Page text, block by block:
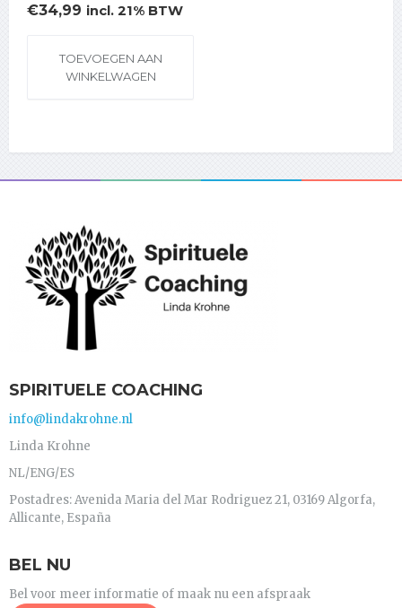
€34,99 incl. 21% BTW
TOEVOEGEN AAN
WINKELWAGEN
SPIRITUELE COACHING
info@lindakrohne.nl
Linda Krohne
NL/ENG/ES
Postadres: Avenida Maria del Mar Rodriguez 21, 03169 Algorfa,
Allicante, España
BEL NU
Bel voor meer informatie of maak nu een afspraak